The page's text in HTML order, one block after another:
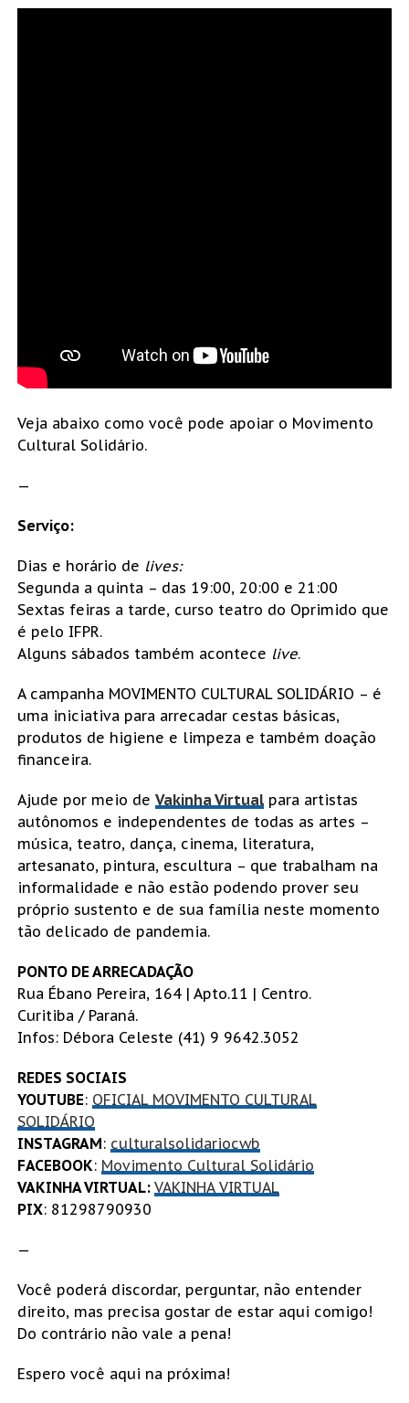
Veja abaixo como você pode apoiar o Movimento
Cultural Solidário.
—
Serviço:
Dias e horário de lives:
Segunda a quinta – das 19:00, 20:00 e 21:00
Sextas feiras a tarde, curso teatro do Oprimido que
é pelo IFPR.
Alguns sábados também acontece live.
A campanha MOVIMENTO CULTURAL SOLIDÁRIO – é
uma iniciativa para arrecadar cestas básicas,
produtos de higiene e limpeza e também doação
financeira.
Ajude por meio de Vakinha Virtualpara artistas
autônomos e independentes de todas as artes –
música, teatro, dança, cinema, literatura,
artesanato, pintura, escultura – que trabalham na
informalidade e não estão podendo prover seu
próprio sustento e de sua família neste momento
tão delicado de pandemia.
PONTO DE ARRECADAÇÃO
Rua Ébano Pereira, 164 | Apto.11 | Centro.
Curitiba / Paraná.
Infos: Débora Celeste (41) 9 9642.3052
REDES SOCIAIS
YOUTUBE: OFICIAL MOVIMENTO CULTURAL
SOLIDÁRIO
INSTAGRAM: culturalsolidariocwb
FACEBOOK: Movimento Cultural Solidário
VAKINHA VIRTUAL: VAKINHA VIRTUAL
PIX: 81298790930
—
Você poderá discordar, perguntar, não entender
direito, mas precisa gostar de estar aqui comigo!
Do contrário não vale a pena!
Espero você aqui na próxima!